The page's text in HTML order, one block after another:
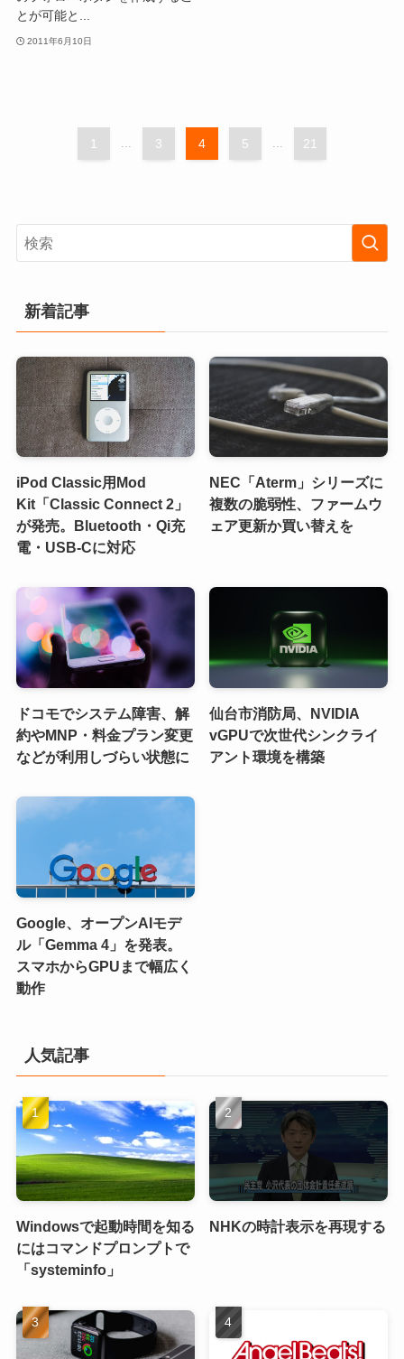
とが可能と...
2011年6月10日
1 ... 3 4 5 ... 21
新着記事
iPod Classic用Mod
Kit「Classic Connect 2」
が発売。Bluetooth・Qi充
電・USB-Cに対応
NEC「Aterm」シリーズに
複数の脆弱性、ファームウ
ェア更新か買い替えを
ドコモでシステム障害、解
約やMNP・料金プラン変更
などが利用しづらい状態に
仙台市消防局、NVIDIA
vGPUで次世代シンクライ
アント環境を構築
Google、オープンAIモデ
ル「Gemma 4」を発表。
スマホからGPUまで幅広く
動作
人気記事
Windowsで起動時間を知る
にはコマンドプロンプトで
「systeminfo」
NHKの時計表示を再現する